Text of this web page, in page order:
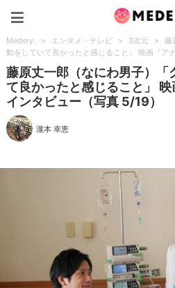
Medery. > エンタメ・テレビ > 3次元 >
藤
動をしていて良かったと感じること」 映画『ア
藤原丈一郎（なにわ男子）「
て良かったと感じること」
インタビュー（写真 5/19）
瀧本 幸恵